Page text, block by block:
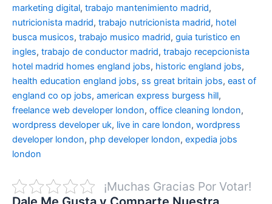
marketing digital, trabajo mantenimiento madrid,
nutricionista madrid, trabajo nutricionista madrid, hotel
busca musicos, trabajo musico madrid, guia turistico en
ingles, trabajo de conductor madrid, trabajo recepcionista
hotel madrid homes england jobs, historic england jobs,
health education england jobs, ss great britain jobs, east of
england co op jobs, american express burgess hill,
freelance web developer london, office cleaning london,
wordpress developer uk, live in care london, wordpress
developer london, php developer london, expedia jobs
london
¡Muchas Gracias Por Votar!